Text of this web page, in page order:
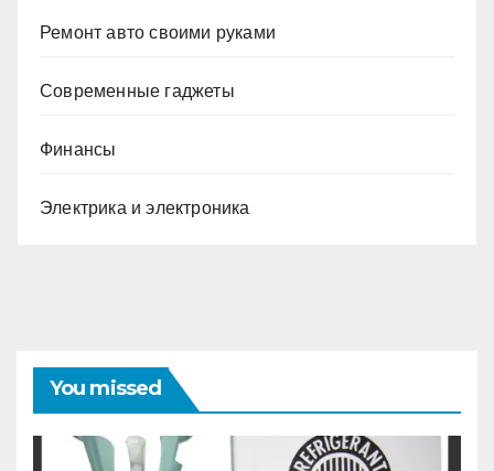
Ремонт авто своими руками
Современные гаджеты
Финансы
Электрика и электроника
You missed